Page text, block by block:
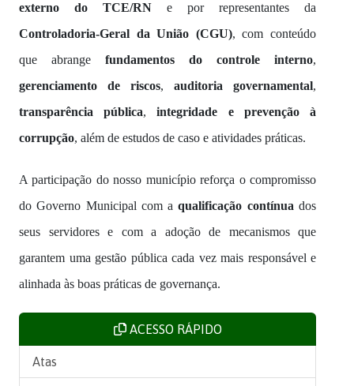
externo do TCE/RN e por representantes da
Controladoria-Geral da União (CGU), com conteúdo
que abrange fundamentos do controle interno,
gerenciamento de riscos, auditoria governamental,
transparência pública,integridade e prevenção à
corrupção, além de estudos de caso e atividades práticas.
A participação do nosso município reforça o compromisso
do Governo Municipal com aqualificação contínua dos
seus servidores e com a adoção de mecanismos que
garantem uma gestão pública cada vez mais responsável e
alinhada às boas práticas de governança.
ACESSO RÁPIDO
Atas